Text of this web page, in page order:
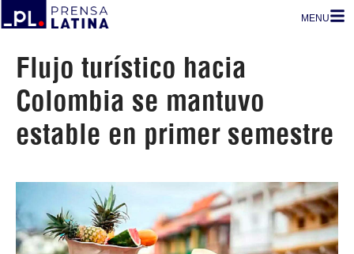
MENU
Flujo turístico hacia
Colombia se mantuvo
estable en primer semestre